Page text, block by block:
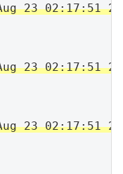
23 02:17:51
23 02:17:51
23 02:17:51